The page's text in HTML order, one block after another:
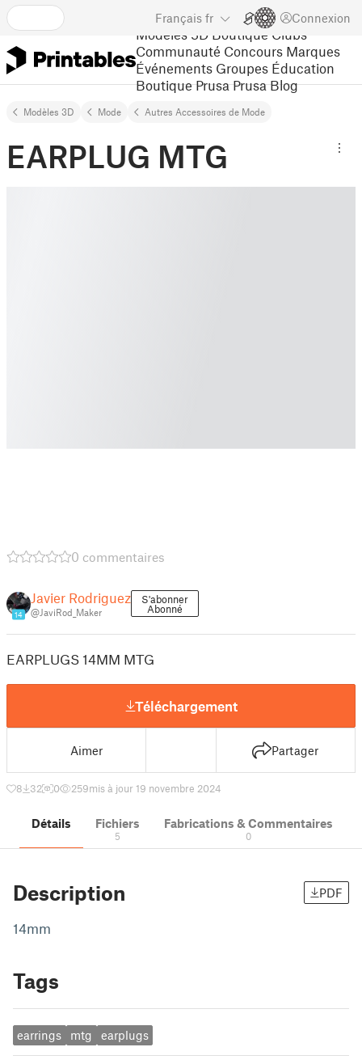
Français fr Connexion
Modèles 3D Boutique Clubs
Communauté Concours Marques
Événements Groupes Éducation
Boutique Prusa Prusa Blog
Modèles 3D Mode Autres Accessoires de Mode
EARPLUG MTG
0 commentaires
14
Javier Rodriguez
@JaviRod_Maker
S'abonner
Abonné
EARPLUGS 14MM MTG
Téléchargement
Aimer Partager
8 32 0 259mis à jour 19 novembre 2024
Détails Fichiers
5
Fabrications & Commentaires
0
Description PDF
14mm
Tags
earrings mtg earplugs